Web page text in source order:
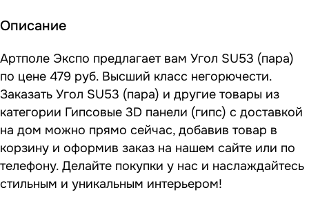
Описание
Артполе Экспо предлагает вам Угол SU53 (пара)
по цене 479 руб. Высший класс негорючести.
Заказать Угол SU53 (пара) и другие товары из
категории Гипсовые 3D панели (гипс) с доставкой
на дом можно прямо сейчас, добавив товар в
корзину и оформив заказ на нашем сайте или по
телефону. Делайте покупки у нас и наслаждайтесь
стильным и уникальным интерьером!